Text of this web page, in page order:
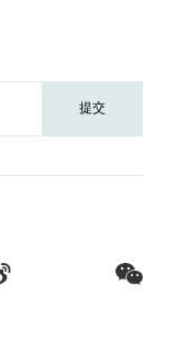
提交